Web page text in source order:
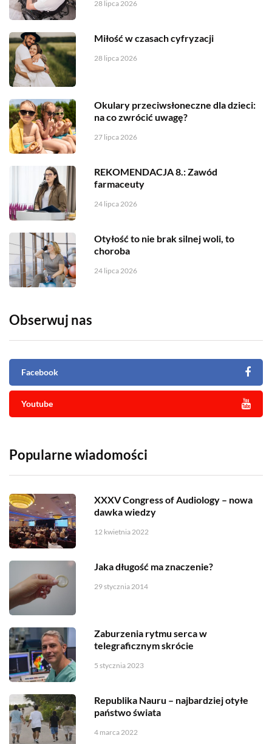
28 lipca 2026
Miłość w czasach cyfryzacji
28 lipca 2026
Okulary przeciwsłoneczne dla dzieci:
na co zwrócić uwagę?
27 lipca 2026
REKOMENDACJA 8.: Zawód
farmaceuty
24 lipca 2026
Otyłość to nie brak silnej woli, to
choroba
24 lipca 2026
Obserwuj nas
Facebook
Youtube
Popularne wiadomości
XXXV Congress of Audiology – nowa
dawka wiedzy
12 kwietnia 2022
Jaka długość ma znaczenie?
29 stycznia 2014
Zaburzenia rytmu serca w
telegraficznym skrócie
5 stycznia 2023
Republika Nauru – najbardziej otyłe
państwo świata
4 marca 2022